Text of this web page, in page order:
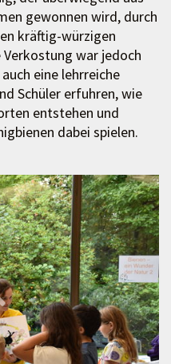
gewonnen wird, durch
kräftig-würzigen
war jedoch
eine lehrreiche
Schüler erfuhren, wie
entstehen und
dabei spielen.